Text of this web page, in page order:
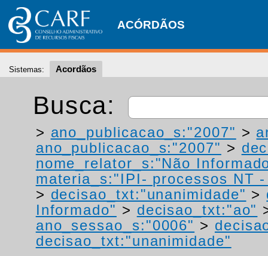
ACÓRDÃOS
Sistemas: Acordãos
Busca:
> ano_publicacao_s:"2007" >
ano_publicacao_s:"2007" >
nome_relator_s:"Não
materia_s:"IPI- processos NT
> decisao_txt:"unanimidade" >
Informado" > decisao_txt:"ao"
ano_sessao_s:"0006" >
decisao_txt:"unanimidade"